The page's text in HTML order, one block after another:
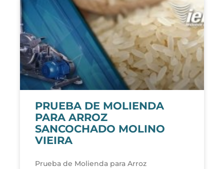
PRUEBA DE MOLIENDA
PARA ARROZ
SANCOCHADO MOLINO
VIEIRA
Prueba de Molienda para Arroz